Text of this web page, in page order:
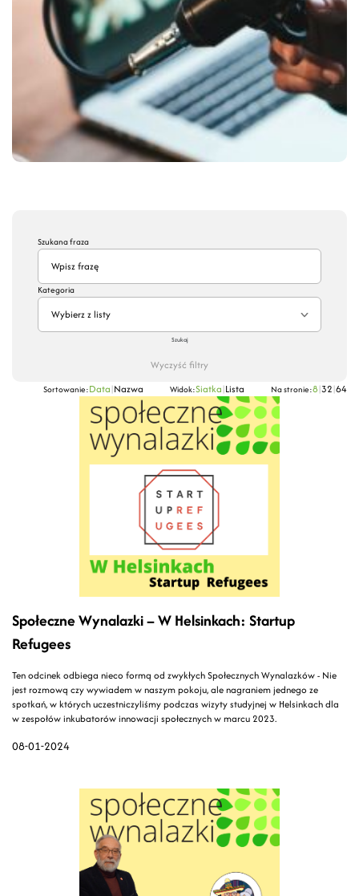
Szukana fraza
Kategoria
Wybierz z listy
Szukaj
Wyczyść filtry
Sortowanie:Data|Nazwa Widok:Siatka|Lista Na stronie:8|32|64
08-01-2024
Społeczne Wynalazki – W Helsinkach: Startup
Refugees
Ten odcinek odbiega nieco formą od zwykłych Społecznych Wynalazków - Nie
jest rozmową czy wywiadem w naszym pokoju, ale nagraniem jednego ze
spotkań, w których uczestniczyliśmy podczas wizyty studyjnej w Helsinkach dla
w zespołów inkubatorów innowacji społecznych w marcu 2023.